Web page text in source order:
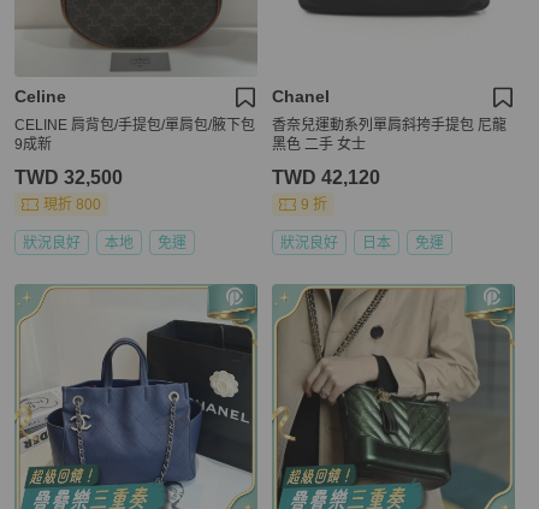
Celine
CELINE 肩背包/手提包/單肩包/腋下包
9成新
TWD 32,500
現折 800
狀況良好 本地 免運
Chanel
香奈兒運動系列單肩斜挎手提包 尼龍
黑色 二手 女士
TWD 42,120
9 折
狀況良好 日本 免運